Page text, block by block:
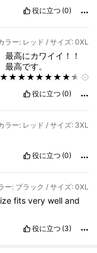
役に立つ (0)
ラー: レッド / サイズ: 0XL
高にカワイイ！！
高です。
役に立つ (0)
ラー: レッド / サイズ: 3XL
役に立つ (0)
ー: ブラック / サイズ: 0XL
fits very well and
役に立つ (3)